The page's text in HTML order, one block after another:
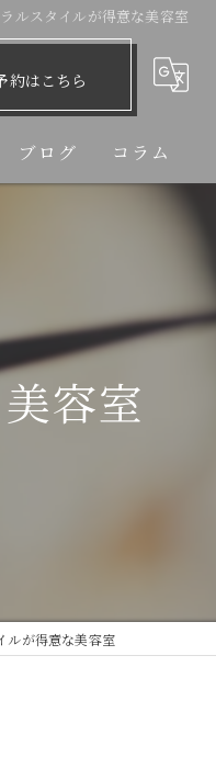
ルスタイルが得意な美容室
約はこちら
ブログ コラム
容室
ルが得意な美容室